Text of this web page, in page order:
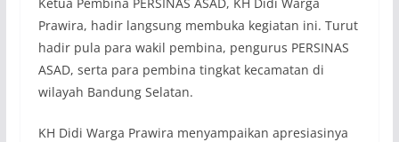
Prawira, hadir langsung membuka kegiatan ini. Turut
hadir pula para wakil pembina, pengurus PERSINAS
ASAD, serta para pembina tingkat kecamatan di
wilayah Bandung Selatan.
KH Didi Warga Prawira menyampaikan apresiasinya